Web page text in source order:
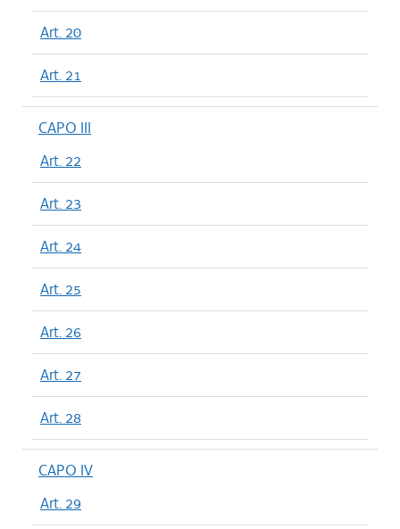
Art. 20
Art. 21
CAPO III
Art. 22
Art. 23
Art. 24
Art. 25
Art. 26
Art. 27
Art. 28
CAPO IV
Art. 29